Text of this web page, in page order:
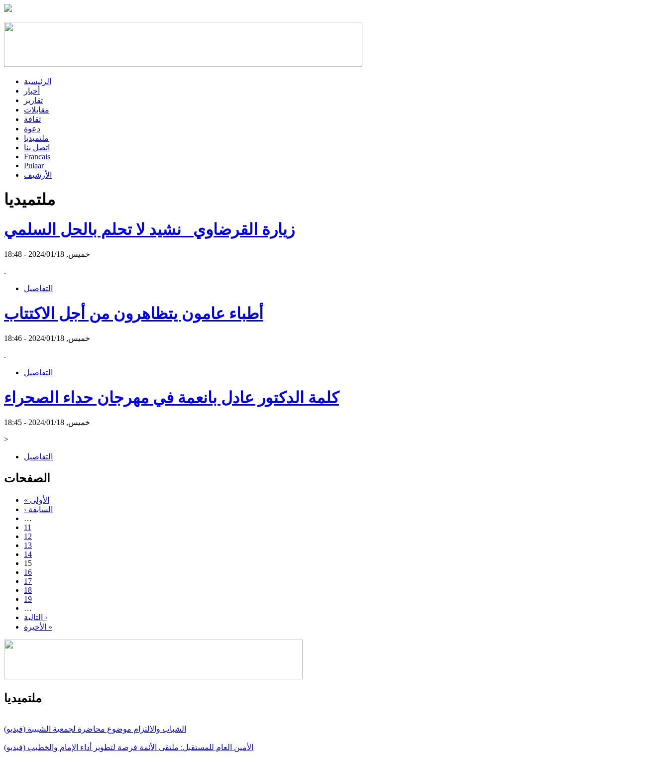
الرئيسية
أخبار
تقارير
مقابلات
ثقافة
دعوة
ملتميديا
اتصل بنا
Francais
Pulaar
الأرشيف
ملتميديا
زيارة القرضاوي_ نشيد لا تحلم بالحل السلمي
خميس, 2024/01/18 - 18:48
.
التفاصيل
أطباء عامون يتظاهرون من أجل الاكتتاب
خميس, 2024/01/18 - 18:46
.
التفاصيل
كلمة الدكتور عادل بانعمة في مهرجان حداء الصحراء
خميس, 2024/01/18 - 18:45
>
التفاصيل
الصفحات
« الأولى
‹ السابقة
…
11
12
13
14
15
16
17
18
19
…
التالية ›
الأخيرة »
ملتميديا
الشباب والالتزام موضوع محاضرة لجمعية الشبيبة (فيديو)
الأمين العام للمستقبل: ملتقى الأئمة فرصة لتطوير أداء الإمام والخطيب (فيديو)